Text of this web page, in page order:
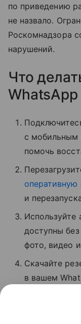
по приведению
не назвало.
Роскомнадзора
нарушений.
Что
WhatsApp
с мобильным
помочь
оперативную
и
Используйте
доступны
фото, видео
Скачайте
в вашем